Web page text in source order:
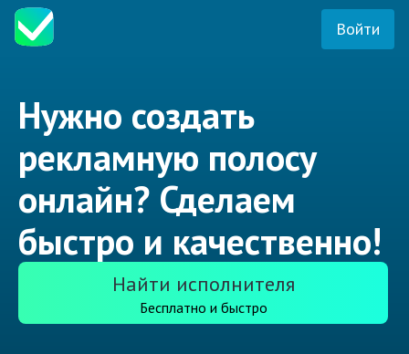
Войти
Нужно создать
рекламную полосу
онлайн? Сделаем
быстро и качественно!
Найти исполнителя
Бесплатно и быстро